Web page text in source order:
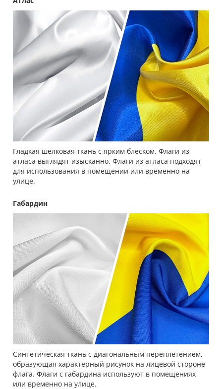
Гладкая шелковая ткань с ярким блеском. Флаги из
атласа выглядят изысканно. Флаги из атласа подходят
для использования в помещении или временно на
улице.
Габардин
Синтетическая ткань с диагональным переплетением,
образующая характерный рисунок на лицевой стороне
флага. Флаги с габардина используют в помещениях
или временно на улице.